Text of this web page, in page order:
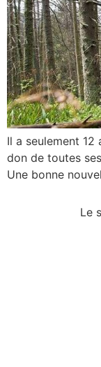
Il a seulement 12
don de toutes
Une bonne
Le